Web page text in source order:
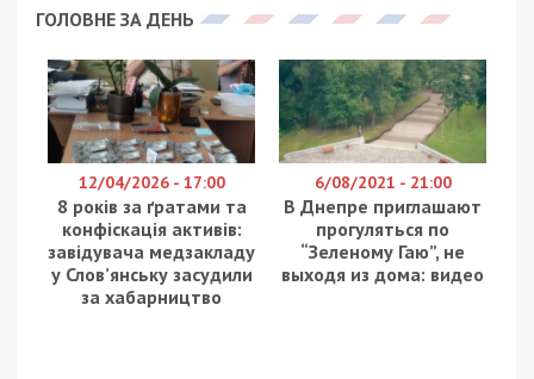
ГОЛОВНЕ ЗА ДЕНЬ
12/04/2026 - 17:00
8 років за ґратами та
конфіскація активів:
завідувача медзакладу
у Слов’янську засудили
за хабарництво
6/08/2021 - 21:00
В Днепре приглашают
прогуляться по
“Зеленому Гаю”, не
выходя из дома: видео